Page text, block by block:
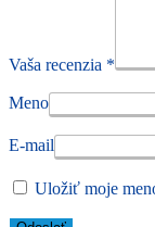
Vaša recenzia *
Meno
E-mail
Uložiť moje